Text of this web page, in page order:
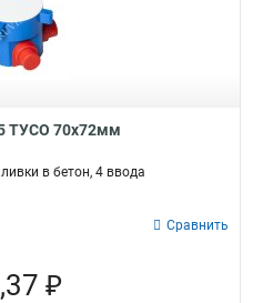
ТУСО 70х72мм
в бетон, 4 ввода
Сравнить
₽